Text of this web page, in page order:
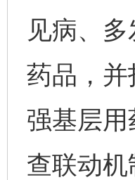
见病、
药品，
强基层
查联动